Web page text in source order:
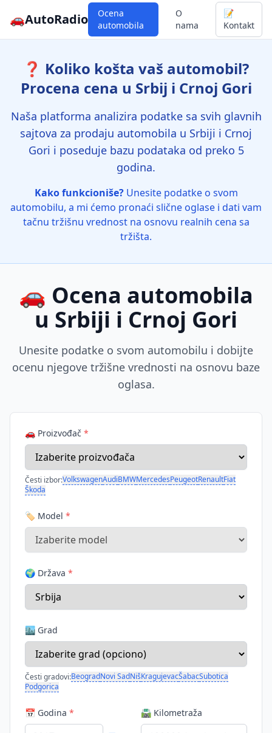
🚗AutoRadio
Ocena
automobila
O
nama
📝
Kontakt
❓ Koliko košta vaš automobil?
Procena cena u Srbij i Crnoj Gori
Naša platforma analizira podatke sa svih glavnih
sajtova za prodaju automobila u Srbiji i Crnoj
Gori i poseduje bazu podataka od preko 5
godina.
Kako funkcioniše?Unesite podatke o svom
automobilu, a mi ćemo pronaći slične oglase i dati vam
tačnu tržišnu vrednost na osnovu realnih cena sa
tržišta.
🚗 Ocena automobila
u Srbiji i Crnoj Gori
Unesite podatke o svom automobilu i dobijte
ocenu njegove tržišne vrednosti na osnovu baze
oglasa.
🚗 Proizvođač *
Česti izbor:VolkswagenAudiBMWMercedesPeugeotRenaultFiat
Škoda
🏷️ Model *
🌍 Država *
🏙️ Grad
Česti gradovi:BeogradNovi SadNišKragujevacŠabacSubotica
Podgorica
📅 Godina * 🛣️ Kilometraža